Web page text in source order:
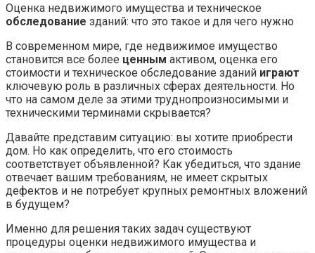
Оценка недвижимого имущества и техническое
обследование зданий: что это такое и для чего нужно
В современном мире, где недвижимое имущество
становится все более ценным активом, оценка его
стоимости и техническое обследование зданий играют
ключевую роль в различных сферах деятельности. Но
что на самом деле за этими труднопроизносимыми и
техническими терминами скрывается?
Давайте представим ситуацию: вы хотите приобрести
дом. Но как определить, что его стоимость
соответствует объявленной? Как убедиться, что здание
отвечает вашим требованиям, не имеет скрытых
дефектов и не потребует крупных ремонтных вложений
в будущем?
Именно для решения таких задач существуют
процедуры оценки недвижимого имущества и